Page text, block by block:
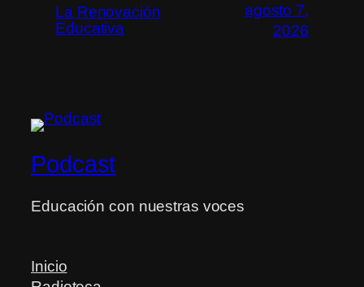
La Renovación
Educativa
agosto 7,
2026
Podcast
Educación con nuestras voces
Inicio